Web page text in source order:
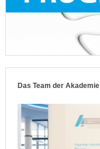
Das Team der Akademie